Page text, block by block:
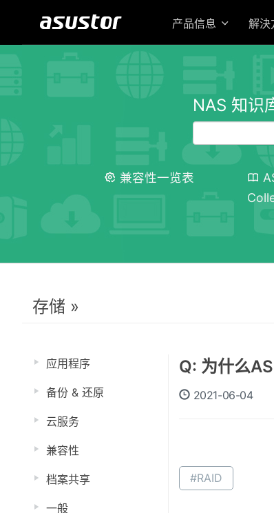
产品信息 解決
NAS 知识
兼容性一览表
存储 »
应用程序
备份 & 还原
云服务
兼容性
档案共享
一般
Q: 为什么
2021-06-04
#RAID